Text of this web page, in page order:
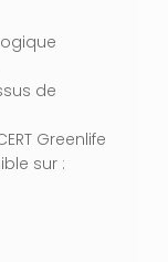
de
Greenlife
sur :